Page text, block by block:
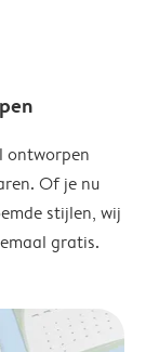
ontworpen
Of je nu
stijlen, wij
gratis.